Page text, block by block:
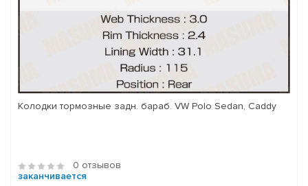
Колодки тормозные задн. бараб. VW Polo Sedan, Caddy
0 отзывов
заканчивается